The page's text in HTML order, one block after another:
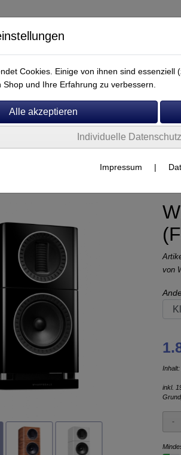
von
inkl.
Cookies. Einige von ihnen sind
und Ihre Erfahrung zu verbessern.
Individuelle
Impressum |